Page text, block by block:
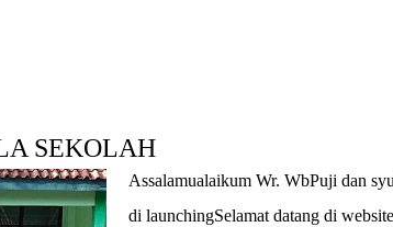
SEKOLAH
Assalamualaikum Wr. WbPuji dan
di launchingSelamat datang di